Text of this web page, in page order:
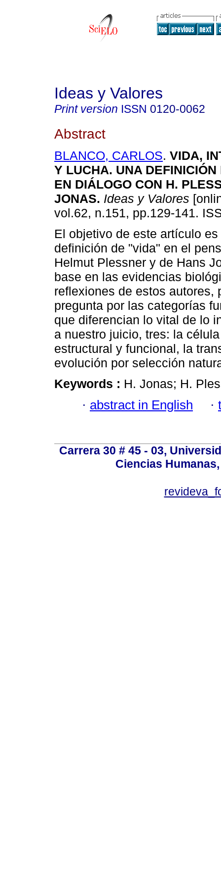
Ideas y Valores
Print version ISSN 0120-0062
Abstract
BLANCO, CARLOS. VIDA,
Y LUCHA. UNA
EN DIÁLOGO CON H.
JONAS. Ideas y Valores
vol.62, n.151, pp.129-141.
El objetivo de este artículo
definición de "vida" en el
Helmut Plessner y de Hans
base en las evidencias
reflexiones de estos autores,
pregunta por las categorías
que diferencian lo vital de lo
a nuestro juicio, tres: la
estructural y funcional, la
evolución por selección
Keywords : H. Jonas; H.
· abstract in English ·
Carrera 30 # 45 - 03,
Ciencias